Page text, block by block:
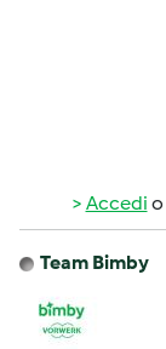
Accedi o
Team Bimby